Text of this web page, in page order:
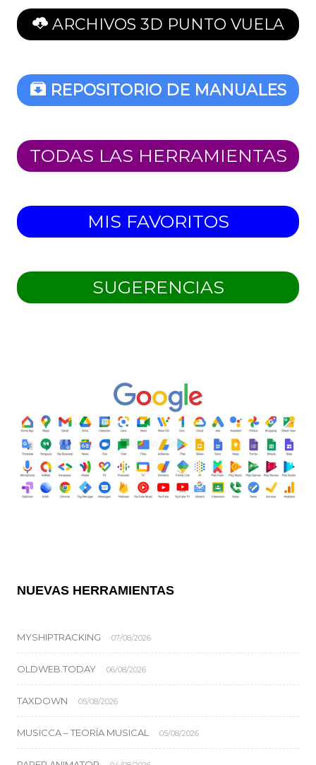
ARCHIVOS 3D PUNTO VUELA
REPOSITORIO DE MANUALES
TODAS LAS HERRAMIENTAS
MIS FAVORITOS
SUGERENCIAS
NUEVAS HERRAMIENTAS
MYSHIPTRACKING 07/08/2026
OLDWEB.TODAY 06/08/2026
TAXDOWN 05/08/2026
MUSICCA – TEORÍA MUSICAL 05/08/2026